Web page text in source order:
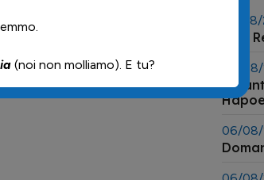
03/
😎😎
06/
Il
06/08/
(noi non molliamo). E tu?